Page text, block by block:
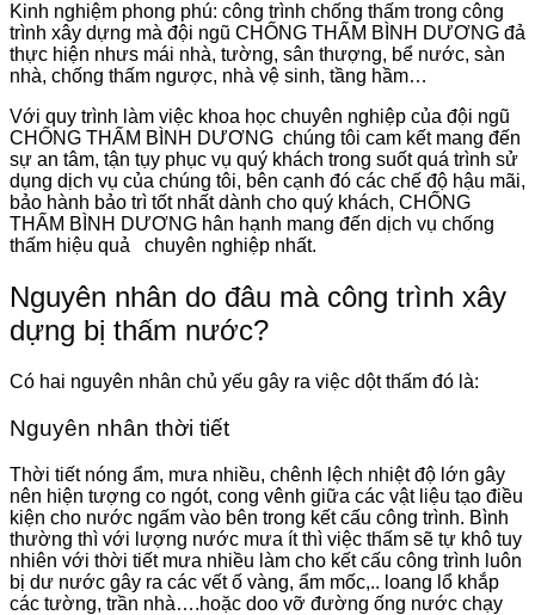
Kinh nghiệm phong phú: công trình chống thấm trong công
trình xây dựng mà đội ngũ CHỐNG THẤM BÌNH DƯƠNG đả
thực hiện nhưs mái nhà, tường, sân thượng, bể nước, sàn
nhà, chống thấm ngược, nhà vệ sinh, tầng hầm…
Với quy trình làm việc khoa học chuyên nghiệp của đội ngũ
CHỐNG THẤM BÌNH DƯƠNG chúng tôi cam kết mang đến
sự an tâm, tận tụy phục vụ quý khách trong suốt quá trình sử
dụng dịch vụ của chúng tôi, bên cạnh đó các chế độ hậu mãi,
bảo hành bảo trì tốt nhất dành cho quý khách, CHỐNG
THẤM BÌNH DƯƠNG hân hạnh mang đến dịch vụ chống
thấm hiệu quả chuyên nghiệp nhất.
Nguyên nhân do đâu mà công trình xây
dựng bị thấm nước?
Có hai nguyên nhân chủ yếu gây ra việc dột thấm đó là:
Nguyên nhân thời tiết
Thời tiết nóng ẩm, mưa nhiều, chênh lệch nhiệt độ lớn gây
nên hiện tượng co ngót, cong vênh giữa các vật liệu tạo điều
kiện cho nước ngấm vào bên trong kết cấu công trình. Bình
thường thì với lượng nước mưa ít thì việc thấm sẽ tự khô tuy
nhiên với thời tiết mưa nhiều làm cho kết cấu công trình luôn
bị dư nước gây ra các vết ố vàng, ẩm mốc,.. loang lổ khắp
các tường, trần nhà….hoặc doo vỡ đường ống nước chạy